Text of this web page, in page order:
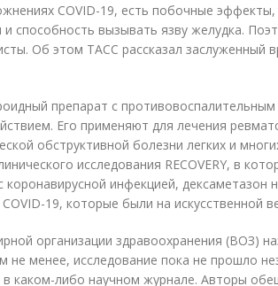
COVID-19, есть побочные
способность вызывать язву желудка.
Об этом ТАСС рассказал заслуженный
препарат с противовоспалительным
Его применяют для лечения
обструктивной болезни легких и
исследования RECOVERY, в
инфекцией, дексаметазон
19, которые были на искусственной
организации здравоохранения (ВОЗ)
менее, исследование пока не прошло
каком-либо научном журнале. Авторы